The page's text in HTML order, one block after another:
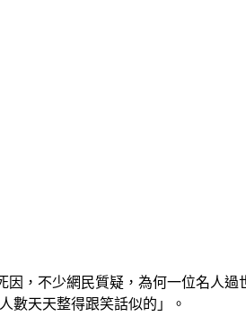
，不少網民質疑，為何一位名人
數天天整得跟笑話似的」。